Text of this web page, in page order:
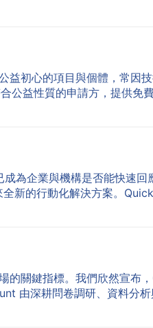
益初心的項目與個體，常因
公益性質的申請方，提供免
為企業與機構是否能快速回
新的行動化解決方案。
的關鍵指標。我們欣然宣布
由深耕問卷調研、資料分